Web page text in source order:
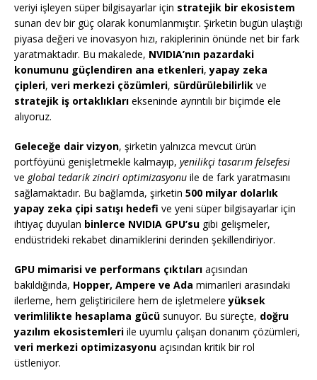
veriyi işleyen süper bilgisayarlar için stratejik bir ekosistem
sunan dev bir güç olarak konumlanmıştır. Şirketin bugün ulaştığı
piyasa değeri ve inovasyon hızı, rakiplerinin önünde net bir fark
yaratmaktadır. Bu makalede, NVIDIA’nın pazardaki
konumunu güçlendiren ana etkenleri,yapay zeka
çipleri, veri merkezi çözümleri, sürdürülebilirlik ve
stratejik iş ortaklıkları ekseninde ayrıntılı bir biçimde ele
alıyoruz.
Geleceğe dair vizyon, şirketin yalnızca mevcut ürün
portföyünü genişletmekle kalmayıp, yenilikçi tasarım felsefesi
ve global tedarik zinciri optimizasyonu ile de fark yaratmasını
sağlamaktadır. Bu bağlamda, şirketin 500 milyar dolarlık
yapay zeka çipi satışı hedefi ve yeni süper bilgisayarlar için
ihtiyaç duyulan binlerce NVIDIA GPU’su gibi gelişmeler,
endüstrideki rekabet dinamiklerini derinden şekillendiriyor.
GPU mimarisi ve performans çıktıları açısından
bakıldığında, Hopper, Ampere ve Ada mimarileri arasındaki
ilerleme, hem geliştiricilere hem de işletmelereyüksek
verimlilikte hesaplama gücü sunuyor. Bu süreçte, doğru
yazılım ekosistemleri ile uyumlu çalışan donanım çözümleri,
veri merkezi optimizasyonu açısından kritik bir rol
üstleniyor.